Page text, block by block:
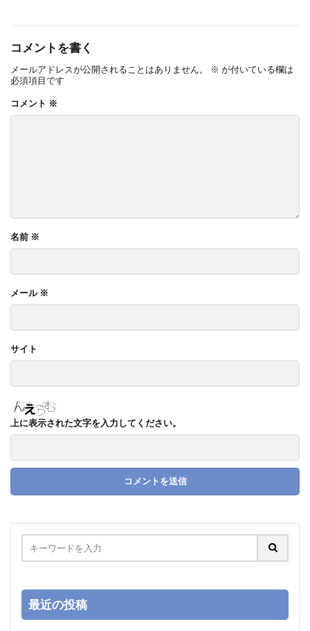
コメントを書く
メールアドレスが公開されることはありません。 ※ が付いている欄は
必須項目です
コメント ※
名前 ※
メール ※
サイト
上に表示された文字を入力してください。
最近の投稿